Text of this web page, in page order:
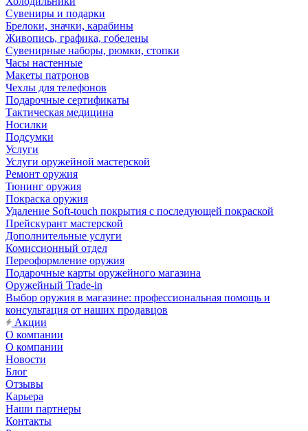
Сувениры и подарки
Брелоки, значки, карабины
Живопись, графика, гобелены
Сувенирные наборы, рюмки, стопки
Часы настенные
Макеты патронов
Чехлы для телефонов
Подарочные сертификаты
Тактическая медицина
Носилки
Подсумки
Услуги
Услуги оружейной мастерской
Ремонт оружия
Тюнинг оружия
Покраска оружия
Удаление Soft-touch покрытия с последующей покраской
Прейскурант мастерской
Дополнительные услуги
Комиссионный отдел
Переоформление оружия
Подарочные карты оружейного магазина
Оружейный Trade-in
Выбор оружия в магазине: профессиональная помощь и
консультация от наших продавцов
Акции
О компании
О компании
Новости
Блог
Отзывы
Карьера
Наши партнеры
Контакты